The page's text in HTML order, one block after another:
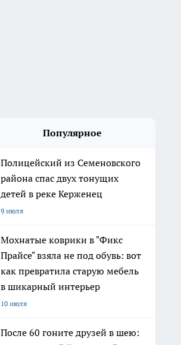
Популярное
Полицейский из Семеновского
района спас двух тонущих
детей в реке Керженец
9 июля
Мохнатые коврики в "Фикс
Прайсе" взяла не под обувь: вот
как превратила старую мебель
в шикарный интерьер
10 июля
После 60 гоните друзей в шею: